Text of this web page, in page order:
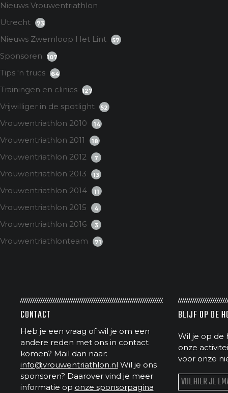
Nieuws Vrouwentriathlon
Utrecht
73
Nieuws Zwemloop Het Lint 57
Sponsoren 107
Tips 'n trucs 64
Trainingen en clinics 127
Vrijwilliger in de spotlight 52
Vrouwentriathlon 2010 14
Vrouwentriathlon 2011 18
Vrouwentriathlon 2012 7
Vrouwentriathlon 2013 13
Vrouwentriathlon 2014 11
Vrouwentriathlon 2015 4
Vrouwentriathlon 2016 3
Vrouwentriathlonteam 71
CONTACT
Heb je een vraag of wil je om een
andere reden met ons in contact
komen? Mail dan naar:
info@vrouwentriathlon.nl Wil je ons
sponsoren? Daarover vind je meer
informatie op onze sponsorpagina
BLIJF OP DE
Wil je op de
onze
voor onze